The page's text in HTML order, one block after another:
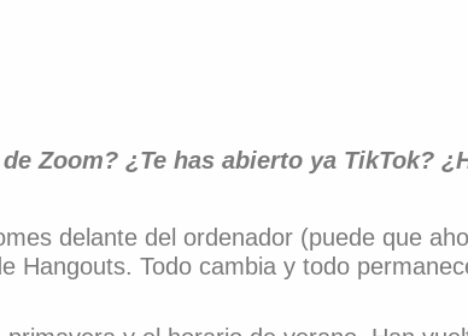
Zoom? ¿Te has abierto ya TikTok?
delante del ordenador (puede que
Hangouts. Todo cambia y todo